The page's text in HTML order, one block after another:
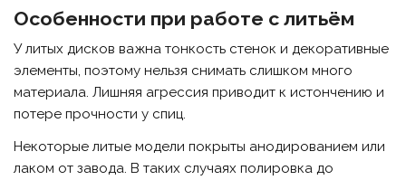
Особенности при работе с литьём
У литых дисков важна тонкость стенок и декоративные
элементы, поэтому нельзя снимать слишком много
материала. Лишняя агрессия приводит к истончению и
потере прочности у спиц.
Некоторые литые модели покрыты анодированием или
лаком от завода. В таких случаях полировка до